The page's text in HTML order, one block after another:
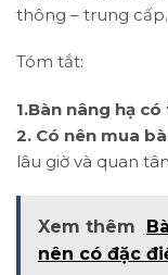
thông – trung cấp.
Tóm tắt:
1.Bàn nâng hạ
2. Có nên mua
lâu giờ và quan
Xem thêm
nên có đặc